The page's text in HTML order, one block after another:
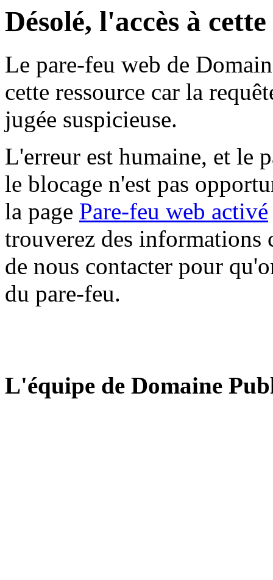
Désolé, l'accès à
Le pare-feu web de
cette ressource car la
jugée suspicieuse.
L'erreur est humaine, et le
le blocage n'est pas
la page Pare-feu web activé
trouverez des informations
de nous contacter pour
du pare-feu.
L'équipe de Domaine